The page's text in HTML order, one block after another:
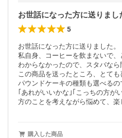
5
お世話になった方に送りました。
私自身、コーヒーを飲まないで
わからなかったので、スタバなら
この商品を送ったところ、とても
パウンドケーキの種類も選べるの
｢あれがいいかな｣｢こっちの方が
方のことを考えながら悩めて、楽
購入した商品